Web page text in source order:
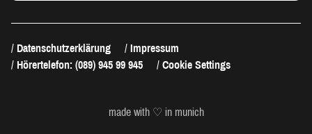
Datenschutzerklärung
Impressum
Hörertelefon: (089) 945 99 945
Cookie Settings
made with ♡ in munich